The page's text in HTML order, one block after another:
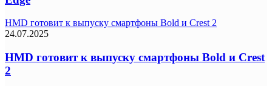
HMD готовит к выпуску смартфоны Bold и Crest 2
24.07.2025
HMD готовит к выпуску смартфоны Bold и Crest
2